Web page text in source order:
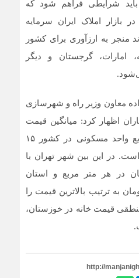
شرایطی فراهم شود که
بازار املاک ایران سرمایه
منجر به ارزآوری برای کشور
امارات، گرجستان و دیگر
معاون وزیر راه و شهرسازی
اظهار کرد: میانگین قیمت
خرید و فروش هر متر مربع واحد مسکونی در کشور ۱۵
تومان است. در این بین شهر تهران با
تومان در هر متر مربع و استان
میلیون تومان به ترتیب بالاترین قیمت را
قیمت خانه در خوزستان،
http://